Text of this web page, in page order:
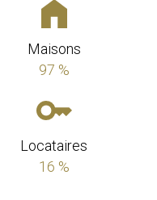
Maisons
97 %
Locataires
16 %